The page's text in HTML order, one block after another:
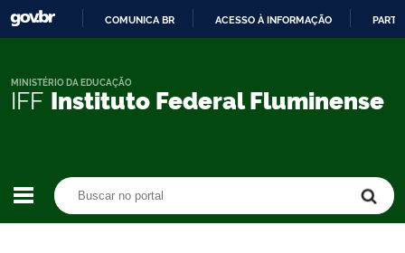
CONTEÚDO
COMUNICA BR ACESSO À INFORMAÇÃO
IFF Instituto Federal Fluminense
MINISTÉRIO DA EDUCAÇÃO